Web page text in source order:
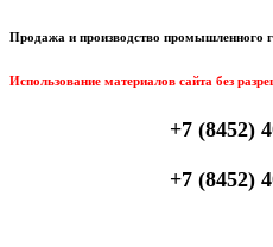
Продажа и производство промышленного
Использование материалов сайта без
+7 (8452)
+7 (8452)